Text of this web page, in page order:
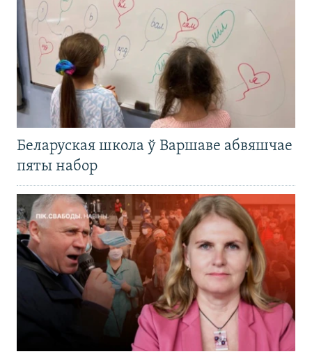
Беларуская школа ў Варшаве абвяшчае
пяты набор